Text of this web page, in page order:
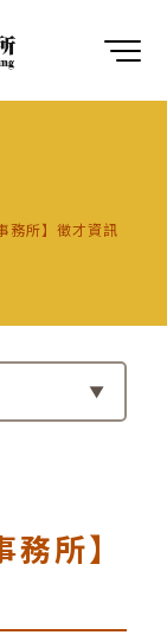
務所】徵才資訊
所】